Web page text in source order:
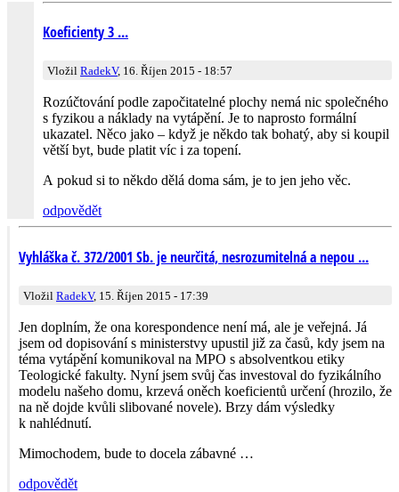
Koeficienty 3 ...
Vložil RadekV, 16. Říjen 2015 - 18:57
Rozúčtování podle započitatelné plochy nemá nic společného
s fyzikou a náklady na vytápění. Je to naprosto formální
ukazatel. Něco jako – když je někdo tak bohatý, aby si koupil
větší byt, bude platit víc i za topení.
A pokud si to někdo dělá doma sám, je to jen jeho věc.
odpovědět
Vyhláška č. 372/2001 Sb. je neurčitá, nesrozumitelná a nepou ...
Vložil RadekV, 15. Říjen 2015 - 17:39
Jen doplním, že ona korespondence není má, ale je veřejná. Já
jsem od dopisování s ministerstvy upustil již za časů, kdy jsem na
téma vytápění komunikoval na MPO s absolventkou etiky
Teologické fakulty. Nyní jsem svůj čas investoval do fyzikálního
modelu našeho domu, krzevá oněch koeficientů určení (hrozilo, že
na ně dojde kvůli slibované novele). Brzy dám výsledky
k nahlédnutí.
Mimochodem, bude to docela zábavné …
odpovědět